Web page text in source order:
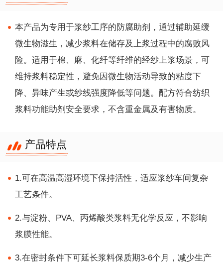
本产品为专用于浆纱工序的防腐助剂，通过辅助延缓
微生物滋生，减少浆料在储存及上浆过程中的腐败风
险。适用于棉、麻、化纤等纤维的经纱上浆场景，可
维持浆料稳定性，避免因微生物活动导致的粘度下
降、异味产生或纱线强度降低等问题。配方符合纺织
浆料功能助剂安全要求，不含重金属及有害物质。
产品特点
1.可在高温高湿环境下保持活性，适应浆纱车间复杂
工艺条件。
2.与淀粉、PVA、丙烯酸类浆料无化学反应，不影响
浆膜性能。
3.在密封条件下可延长浆料保质期3-6个月，减少生产